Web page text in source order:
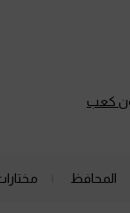
كعب
المحافظ